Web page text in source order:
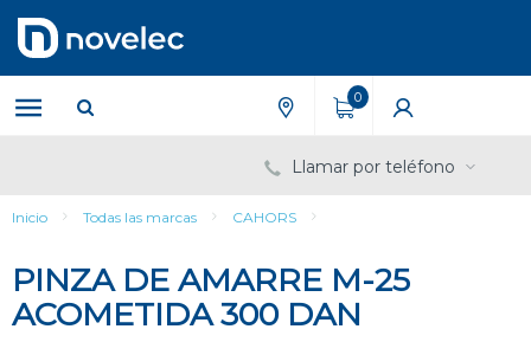
contenido
menú
de
navegación
0
Llamar por teléfono
Inicio Todas las marcas CAHORS
PINZA DE AMARRE M-25
ACOMETIDA 300 DAN